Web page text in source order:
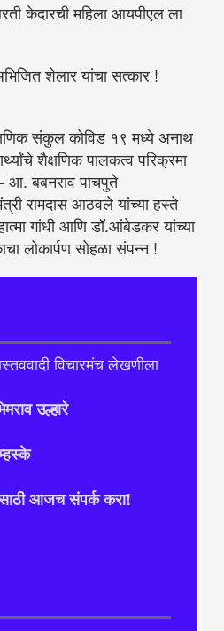
केदारची महिला आयपीएल ला
शेलार यांचा सत्कार !
संकुल कोविड १९ मध्ये अनाथ
शैक्षणिक पालकत्व परिक्रमा
आ. बबनराव पाचपुते
रामदास आठवले यांच्या हस्ते
गांधी आणि डॉ.आंबेडकर यांच्या
लोकार्पण सोहळा संपन्न !
विचारमंच लेखणीला
उल्हारे
आजच संपर्क करा!